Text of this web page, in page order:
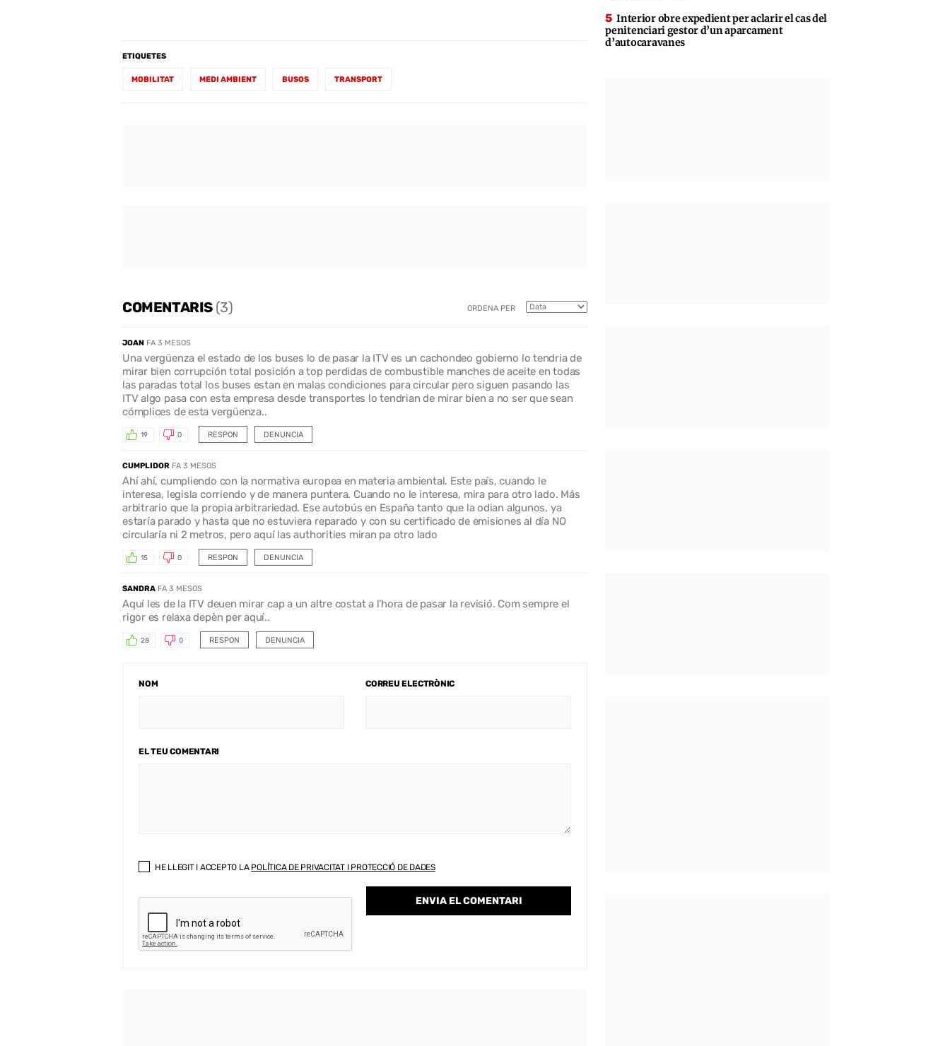
ETIQUETES
MOBILITAT MEDI AMBIENT BUSOS TRANSPORT
COMENTARIS (3) ORDENA PER
JOAN FA 3 MESOS
Una vergüenza el estado de los buses lo de pasar la ITV es un cachondeo gobierno lo tendria de
mirar bien corrupción total posición a top perdidas de combustible manches de aceite en todas
las paradas total los buses estan en malas condiciones para circular pero siguen pasando las
ITV algo pasa con esta empresa desde transportes lo tendrian de mirar bien a no ser que sean
cómplices de esta vergüenza..
RESPON
19 0 DENUNCIA
CUMPLIDOR FA 3 MESOS
Ahí ahí, cumpliendo con la normativa europea en materia ambiental. Este país, cuando le
interesa, legisla corriendo y de manera puntera. Cuando no le interesa, mira para otro lado. Más
arbitrario que la propia arbitrariedad. Ese autobús en España tanto que la odian algunos, ya
estaría parado y hasta que no estuviera reparado y con su certificado de emisiones al día NO
circularía ni 2 metros, pero aquí las authorities miran pa otro lado
RESPON
15 0 DENUNCIA
SANDRA FA 3 MESOS
Aquí les de la ITV deuen mirar cap a un altre costat a l’hora de pasar la revisió. Com sempre el
rigor es relaxa depèn per aquí..
RESPON
28 0 DENUNCIA
NOM CORREU ELECTRÒNIC
EL TEU COMENTARI
HE LLEGIT I ACCEPTO LA POLÍTICA DE PRIVACITAT I PROTECCIÓ DE DADES
Interior obre expedient per aclarir el cas del
penitenciari gestor d’un aparcament
d’autocaravanes